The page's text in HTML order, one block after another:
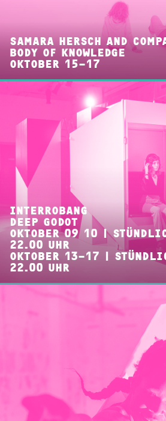
SAMARA HERSCH AND
BODY OF KNOWLEDGE
OKTOBER 15–17
INTERROBANG
DEEP GODOT
OKTOBER 09 10 |
22.00 UHR
OKTOBER 13–17 |
22.00 UHR